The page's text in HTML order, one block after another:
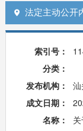
 法定主动公开
索引号：
分类：
发布机构：
成文日期：
名称：